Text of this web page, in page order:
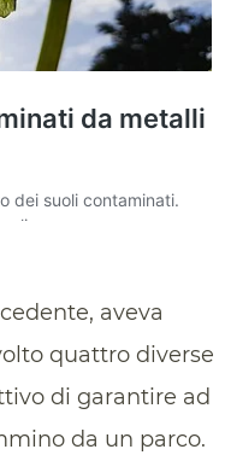
aveva
quattro diverse
di garantire ad
da un parco.